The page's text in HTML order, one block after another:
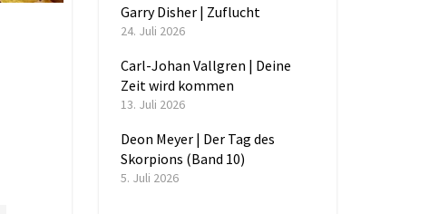
Garry Disher | Zuflucht
24. Juli 2026
Carl-Johan Vallgren | Deine
Zeit wird kommen
13. Juli 2026
Deon Meyer | Der Tag des
Skorpions (Band 10)
5. Juli 2026